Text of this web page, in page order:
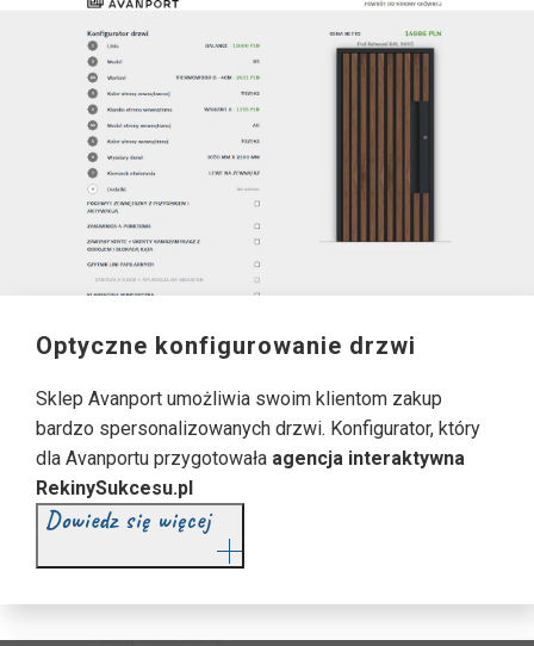
Optyczne konfigurowanie drzwi
Sklep Avanport umożliwia swoim klientom zakup
bardzo spersonalizowanych drzwi. Konfigurator, który
dla Avanportu przygotowała agencja interaktywna
RekinySukcesu.pl
Dowiedz się więcej